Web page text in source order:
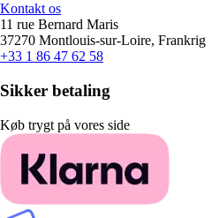
Kontakt os
11 rue Bernard Maris
37270 Montlouis-sur-Loire, Frankrig
+33 1 86 47 62 58
Sikker betaling
Køb trygt på vores side